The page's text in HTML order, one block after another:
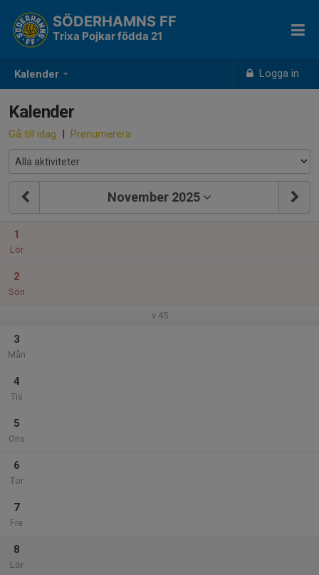
Kalender Logga in
SÖDERHAMNS FF
Trixa Pojkar födda 21
Kalender
Gå till idag | Prenumerera
November 2025
1
Lör
2
Sön
v.45
3
Mån
4
Tis
5
Ons
6
Tor
7
Fre
8
Lör